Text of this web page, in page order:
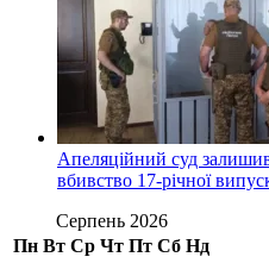
Апеляційний суд
вбивство 17-річної
Серпень 2026
Пн Вт Ср Чт Пт Сб Нд